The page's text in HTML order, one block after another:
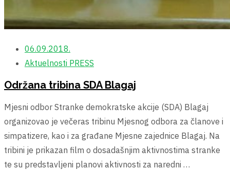
06.09.2018.
Aktuelnosti PRESS
Održana tribina SDA Blagaj
Mjesni odbor Stranke demokratske akcije (SDA) Blagaj
organizovao je večeras tribinu Mjesnog odbora za članove i
simpatizere, kao i za građane Mjesne zajednice Blagaj. Na
tribini je prikazan film o dosadašnjim aktivnostima stranke
te su predstavljeni planovi aktivnosti za naredni …